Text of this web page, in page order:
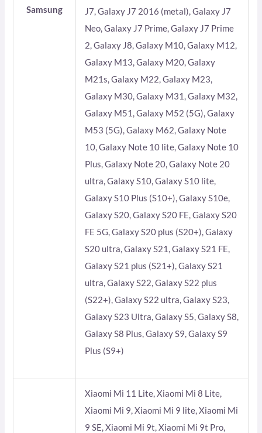
Samsung
J7, Galaxy J7 2016 (metal), Galaxy J7
Neo, Galaxy J7 Prime, Galaxy J7 Prime
2, Galaxy J8, Galaxy M10, Galaxy M12,
Galaxy M13, Galaxy M20, Galaxy
M21s, Galaxy M22, Galaxy M23,
Galaxy M30, Galaxy M31, Galaxy M32,
Galaxy M51, Galaxy M52 (5G), Galaxy
M53 (5G), Galaxy M62, Galaxy Note
10, Galaxy Note 10 lite, Galaxy Note 10
Plus, Galaxy Note 20, Galaxy Note 20
ultra, Galaxy S10, Galaxy S10 lite,
Galaxy S10 Plus (S10+), Galaxy S10e,
Galaxy S20, Galaxy S20 FE, Galaxy S20
FE 5G, Galaxy S20 plus (S20+), Galaxy
S20 ultra, Galaxy S21, Galaxy S21 FE,
Galaxy S21 plus (S21+), Galaxy S21
ultra, Galaxy S22, Galaxy S22 plus
(S22+), Galaxy S22 ultra, Galaxy S23,
Galaxy S23 Ultra, Galaxy S5, Galaxy S8,
Galaxy S8 Plus, Galaxy S9, Galaxy S9
Plus (S9+)
Xiaomi Mi 11 Lite, Xiaomi Mi 8 Lite,
Xiaomi Mi 9, Xiaomi Mi 9 lite, Xiaomi Mi
9 SE, Xiaomi Mi 9t, Xiaomi Mi 9t Pro,